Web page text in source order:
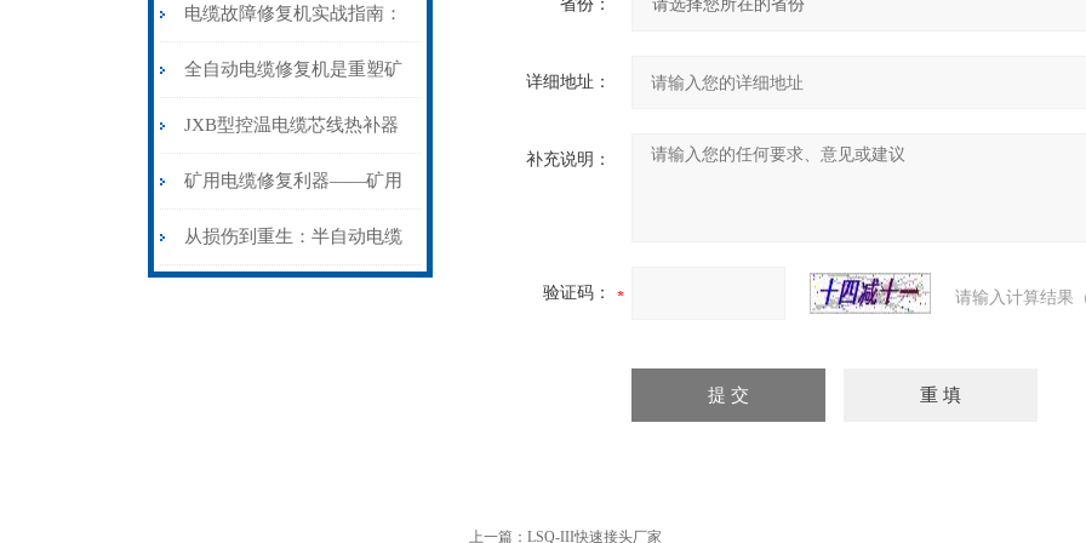
电缆故障修复机实战指南：
从“盲测”到“精确定点”的三
步作业法
全自动电缆修复机是重塑矿
山电力动脉的“智能外科医
生”
JXB型控温电缆芯线热补器
安装与接线：精准修复的工
艺基石
矿用电缆修复利器——矿用
电缆热补机智能控温，安全
从损伤到重生：半自动电缆
省份：
详细地址：
补充说明：
验证码： 请输入计算结果
上一篇： LSQ-III快速接头厂家